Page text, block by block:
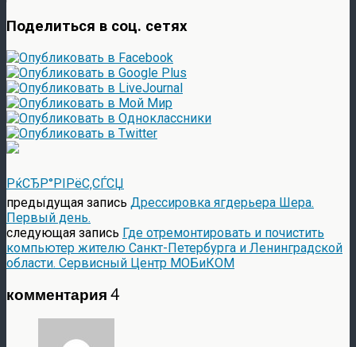
Поделиться в соц. сетях
РќСЂР°РІРёС‚СЃСЏ
предыдущая запись Дрессировка ягдерьера Шера.
Первый день.
следующая запись Где отремонтировать и почистить
компьютер жителю Санкт-Петербурга и Ленинградской
области. Сервисный Центр МОБиКОМ
комментария 4